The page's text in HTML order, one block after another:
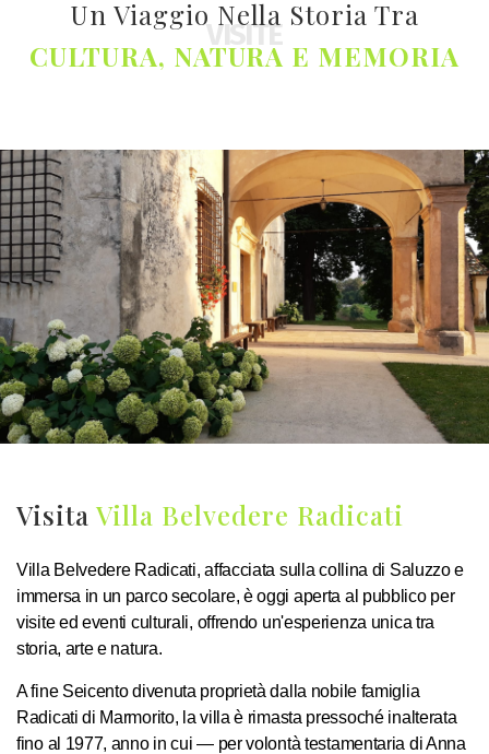
VISITE
Un Viaggio Nella Storia Tra
CULTURA, NATURA E MEMORIA
Visita Villa Belvedere Radicati
Villa Belvedere Radicati, affacciata sulla collina di Saluzzo e
immersa in un parco secolare, è oggi aperta al pubblico per
visite ed eventi culturali, offrendo un'esperienza unica tra
storia, arte e natura.
A fine Seicento divenuta proprietà dalla nobile famiglia
Radicati di Marmorito, la villa è rimasta pressoché inalterata
fino al 1977, anno in cui — per volontà testamentaria di Anna